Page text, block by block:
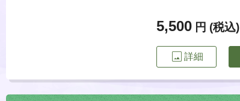
5,500 円 (税込)
image詳細